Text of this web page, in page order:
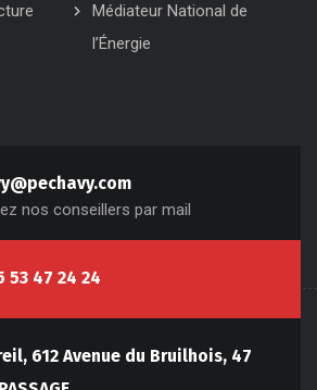
Médiateur National de
l’Énergie
nos conseillers par mail
53 47 24 24
612 Avenue du Bruilhois, 47